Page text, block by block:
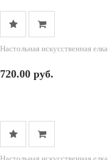
Настольная искусственная
720.00 руб.